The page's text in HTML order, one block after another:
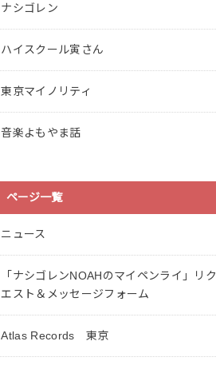
ナシゴレン
ハイスクール寅さん
東京マイノリティ
音楽よもやま話
ページ一覧
ニュース
「ナシゴレンNOAHのマイペンライ」リク
エスト＆メッセージフォーム
Atlas Records 東京